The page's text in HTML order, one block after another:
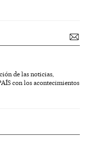
de las noticias,
con los acontecimientos